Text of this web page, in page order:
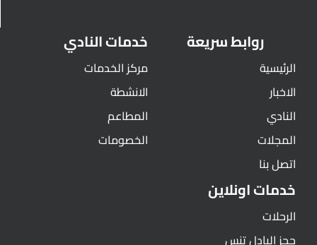
روابط سريعة
الرئيسية
الاخبار
النادي
المجلات
اتصل بنا
خدمات النادي
مركز الخدمات
الانشطة
المطاعم
الخصومات
خدمات اونلاين
الرحلات
حجز البادل تنس